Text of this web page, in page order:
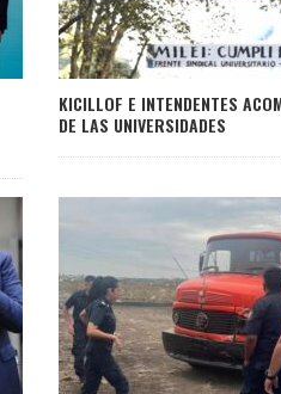
KICILLOF E INTENDENTES
DE LAS UNIVERSIDADES